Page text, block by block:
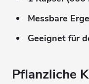
Messbare
Geeignet für
Pflanzliche